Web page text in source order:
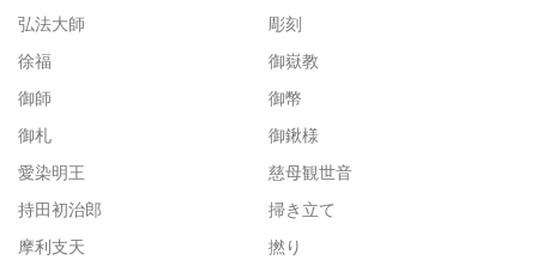
弘法大師
彫刻
徐福
御嶽教
御師
御幣
御札
御鍬様
愛染明王
慈母観世音
持田初治郎
掃き立て
摩利支天
撚り